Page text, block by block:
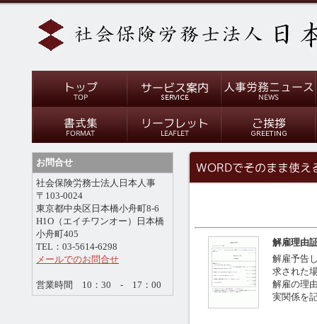
解雇理由
解雇予告
求された
解雇の理
実関係を
お問合せ
社会保険労務士法人日本人事
〒103-0024
東京都中央区日本橋小舟町8-6
H1O（エイチワンオー）日本橋
小舟町405
TEL：03-5614-6298
メールでのお問合せ
営業時間 10：30 - 17：00